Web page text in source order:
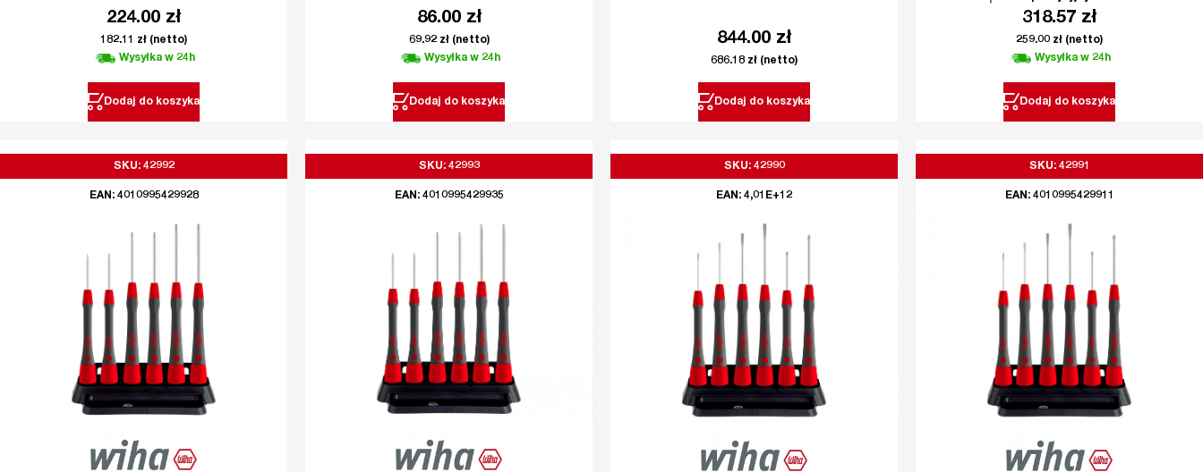
224.00 zł
182.11 zł (netto)
Wysyłka w 24h
Dodaj do koszyka
86.00 zł
69.92 zł(netto)
Wysyłka w 24h
Dodaj do koszyka
844.00 zł
686.18 zł (netto)
Dodaj do koszyka
318.57 zł
259.00 zł (netto)
Wysyłka w 24h
Dodaj do koszyka
SKU: 42992
EAN: 4010995429928
SKU: 42993
EAN: 4010995429935
SKU: 42990
EAN: 4,01E+12
SKU: 42991
EAN: 4010995429911